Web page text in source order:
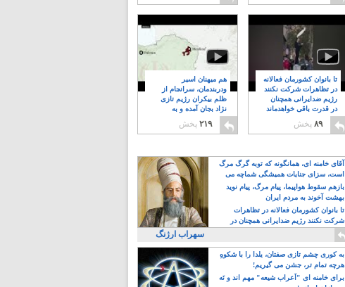
هم میهنان اسیر
ودربندمان، سرانجام از
ظلم بیکران رژیم تازی
نژاد بجان آمده و به
۲۱۹ پخش
تا بانوان کشورمان فعالانه
در تظاهرات شرکت نکنند
رژیم ضدایرانی همچنان
در قدرت باقی خواهدماند
۸
۸۹ پخش
آقای خامنه ای، همانگونه که توبه گرگ مرگ
است، سزای جنایات همیشگی شماچه می
تواند باشد؟!
بازهم سقوط هواپیما، پیام مرگ، پیام نوید
بهشت آخوند به مردم ایران
تا بانوان کشورمان فعالانه در تظاهرات
شرکت نکنند رژیم ضدایرانی همچنان در
قدرت باقی خواهدماند
سهراب ارژنگ
به کوری چشم تازی صفتان، یلدا را با شکوهِ
هرچه تمام تر، جشن می گیریم!
برای خامنه ای "اَعراب شیعه" مهم اند و نَه